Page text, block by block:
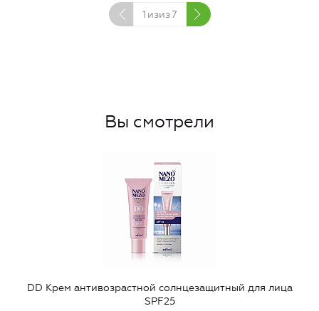
1 изиз7
Вы смотрели
DD Крем антивозрастной солнцезащитный для лица
SPF25